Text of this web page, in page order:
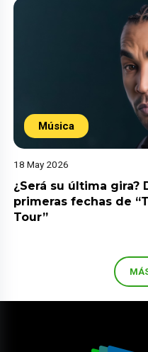
Música
18 May 2026
¿Será su última gira?
primeras fechas de
Tour”